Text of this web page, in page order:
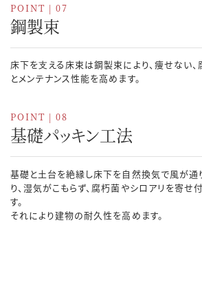
POINT | 07
鋼製束
床下を⽀える床束は鋼製束により、痩せない
とメンテナンス性能を高めます。
POINT | 08
基礎パッキン工法
基礎と土台を絶縁し床下を自然換気で風が通
り、湿気がこもらず、腐朽菌やシロアリを寄せ
す。
それにより建物の耐久性を高めます。